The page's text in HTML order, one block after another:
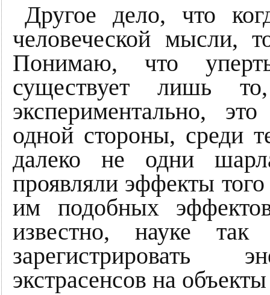
Другое дело, что
человеческой мысли,
Понимаю, что
существует лишь
экспериментально,
одной стороны, среди
далеко не одни
проявляли эффекты
им подобных
известно, науке
зарегистрировать
экстрасенсов на